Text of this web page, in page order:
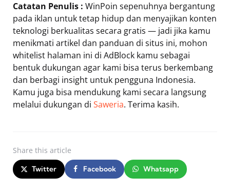
Catatan Penulis : WinPoin sepenuhnya bergantung
pada iklan untuk tetap hidup dan menyajikan konten
teknologi berkualitas secara gratis — jadi jika kamu
menikmati artikel dan panduan di situs ini, mohon
whitelist halaman ini di AdBlock kamu sebagai
bentuk dukungan agar kami bisa terus berkembang
dan berbagi insight untuk pengguna Indonesia.
Kamu juga bisa mendukung kami secara langsung
melalui dukungan di Saweria. Terima kasih.
Share this article
Twitter Facebook Whatsapp